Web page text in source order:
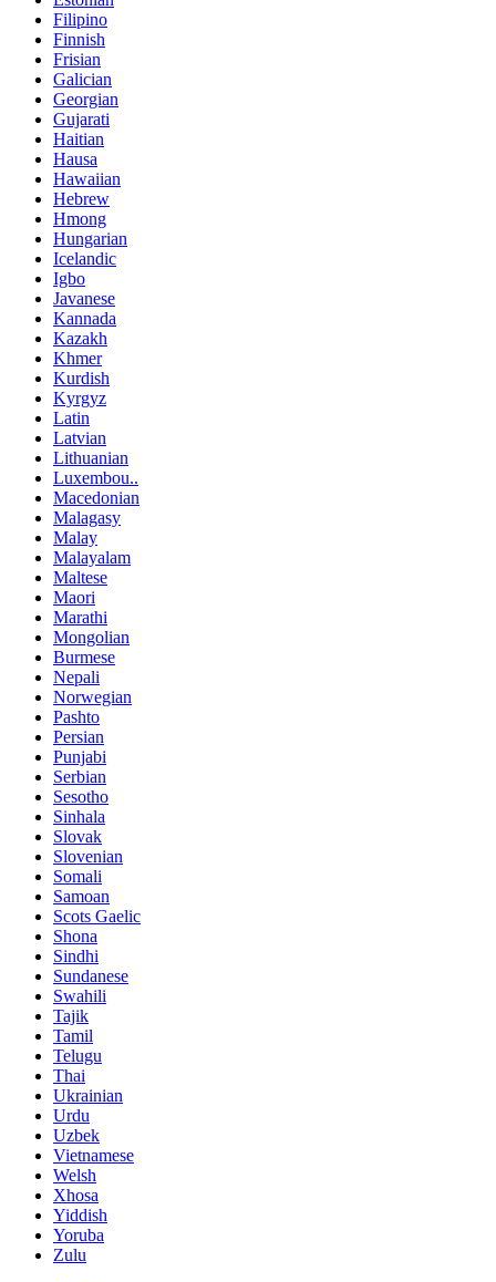
Filipino
Finnish
Frisian
Galician
Georgian
Gujarati
Haitian
Hausa
Hawaiian
Hebrew
Hmong
Hungarian
Icelandic
Igbo
Javanese
Kannada
Kazakh
Khmer
Kurdish
Kyrgyz
Latin
Latvian
Lithuanian
Luxembou..
Macedonian
Malagasy
Malay
Malayalam
Maltese
Maori
Marathi
Mongolian
Burmese
Nepali
Norwegian
Pashto
Persian
Punjabi
Serbian
Sesotho
Sinhala
Slovak
Slovenian
Somali
Samoan
Scots Gaelic
Shona
Sindhi
Sundanese
Swahili
Tajik
Tamil
Telugu
Thai
Ukrainian
Urdu
Uzbek
Vietnamese
Welsh
Xhosa
Yiddish
Yoruba
Zulu